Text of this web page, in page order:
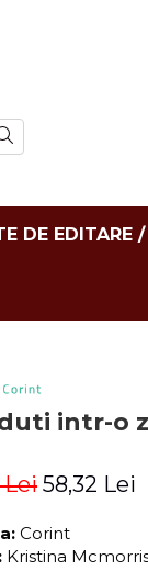
DE EDITARE
intr-o
Lei 58,32 Lei
Corint
Kristina